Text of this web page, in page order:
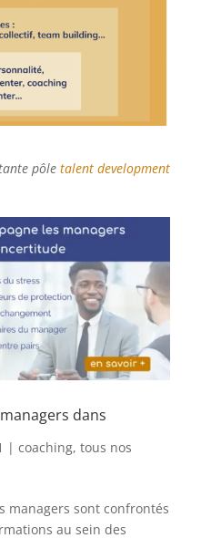
pôletalent development
dans
| coaching, tous nos
managers sont confrontés
au sein des